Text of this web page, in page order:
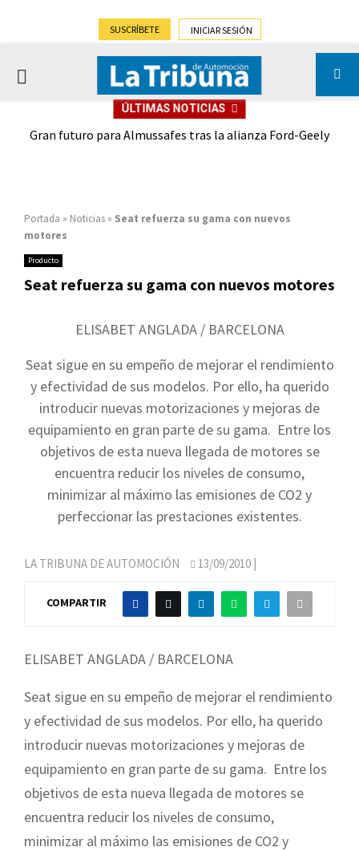
SUSCRÍBETE INICIAR SESIÓN
PRIMARY
ÚLTIMAS NOTICIAS
Gran futuro para Almussafes tras la alianza Ford-Geely
Portada » Noticias » Seat refuerza su gama con nuevos
motores
Producto
Seat refuerza su gama con nuevos motores
ELISABET ANGLADA / BARCELONA
Seat sigue en su empeño de mejorar el rendimiento
y efectividad de sus modelos. Por ello, ha querido
introducir nuevas motorizaciones y mejoras de
equipamiento en gran parte de su gama. Entre los
objetivos de esta nueva llegada de motores se
encuentra reducir los niveles de consumo,
minimizar al máximo las emisiones de CO2 y
perfeccionar las prestaciones existentes.
LA TRIBUNA DE AUTOMOCIÓN 13/09/2010 |
COMPARTIR
ELISABET ANGLADA / BARCELONA
Seat sigue en su empeño de mejorar el rendimiento
y efectividad de sus modelos. Por ello, ha querido
introducir nuevas motorizaciones y mejoras de
equipamiento en gran parte de su gama. Entre los
objetivos de esta nueva llegada de motores se
encuentra reducir los niveles de consumo,
minimizar al máximo las emisiones de CO2 y